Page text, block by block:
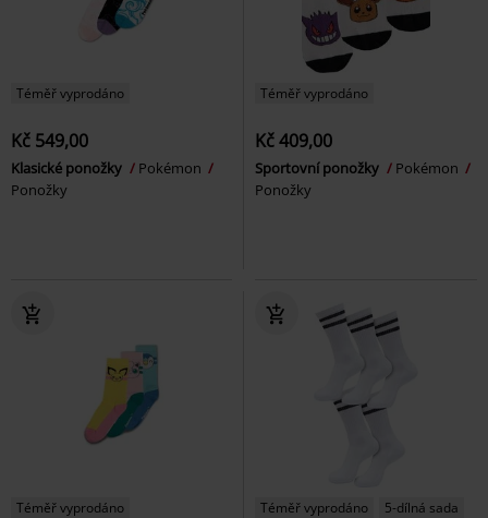
Téměř vyprodáno
Kč 549,00
Klasické ponožky
Pokémon
Ponožky
Téměř vyprodáno
Kč 409,00
Sportovní ponožky
Pokémon
Ponožky
Téměř vyprodáno Téměř vyprodáno 5-dílná sada